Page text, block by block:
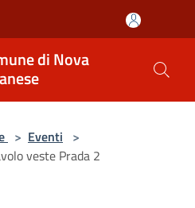
di Nova
> Eventi >
veste Prada 2